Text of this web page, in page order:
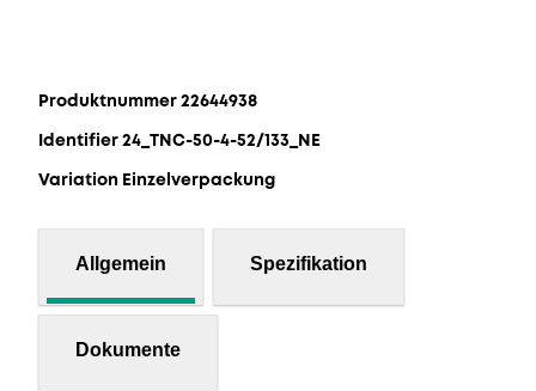
Produktnummer 22644938
Identifier 24_TNC-50-4-52/133_NE
Variation Einzelverpackung
Allgemein Spezifikation
Dokumente